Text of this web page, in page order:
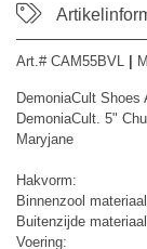
Art.# CAM55BVL
DemoniaCult Shoes
DemoniaCult. 5"
Maryjane
Hakvorm:
Binnenzool
Buitenzijde
Voering: